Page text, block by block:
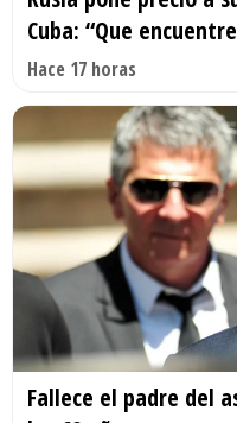
Cuba: “Que
Hace 17 horas
Fallece el padre del